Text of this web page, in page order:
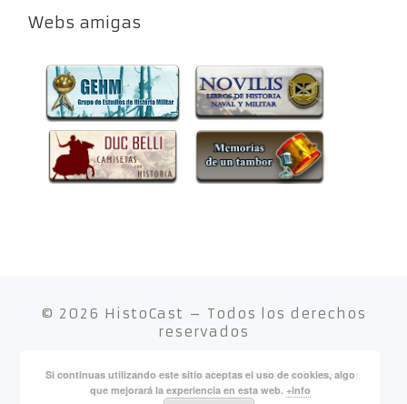
Webs amigas
© 2026 HistoCast – Todos los derechos
reservados
Funciona conWP– Diseñado con elTema Customizr
Si continuas utilizando este sitio aceptas el uso de cookies, algo
que mejorará la experiencia en esta web. +info